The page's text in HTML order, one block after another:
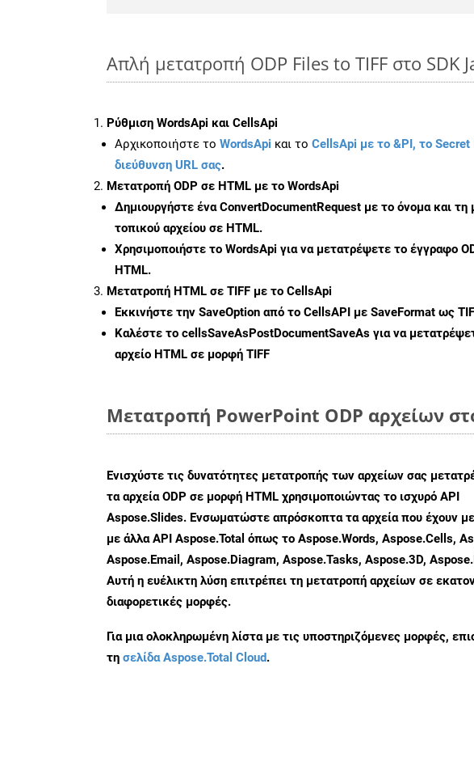
Απλή μετατροπή ODP Files to TIFF στο SDK
Ρύθμιση WordsApi και CellsApi
Αρχικοποιήστε το WordsApi και το CellsApi με το &PI, το Secret
διεύθυνση URL σας.
Μετατροπή ODP σε HTML με το WordsApi
Δημιουργήστε έναConvertDocumentRequest με το όνομα και τη
τοπικού αρχείου σε HTML.
Χρησιμοποιήστε το WordsApi για να μετατρέψετε το έγγραφο
HTML.
Μετατροπή HTML σε TIFF με το CellsApi
Εκκινήστε την SaveOption από το CellsAPI με SaveFormat ως
Καλέστε το cellsSaveAsPostDocumentSaveAs για να
αρχείο HTML σε μορφή TIFF
Μετατροπή PowerPoint ODP αρχείων
Ενισχύστε τις δυνατότητες μετατροπής των αρχείων σας
τα αρχεία ODP σε μορφή HTML χρησιμοποιώντας το ισχυρό API
Aspose.Slides. Ενσωματώστε απρόσκοπτα τα αρχεία που έχουν
με άλλα API Aspose.Total όπως το Aspose.Words, Aspose.Cells,
Aspose.Email, Aspose.Diagram, Aspose.Tasks, Aspose.3D,
Αυτή η ευέλικτη λύση επιτρέπει τη μετατροπή αρχείων σε
διαφορετικές μορφές.
Για μια ολοκληρωμένη λίστα με τις υποστηριζόμενες μορφές,
τη σελίδα Aspose.Total Cloud.